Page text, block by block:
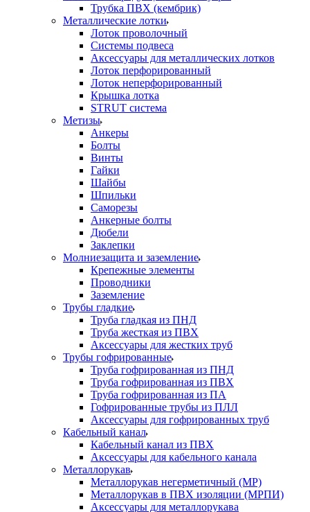
Трубка ПВХ (кембрик)
Металлические лотки
Лоток проволочный
Системы подвеса
Аксессуары для металлических лотков
Лоток перфорированный
Лоток неперфорированный
Крышка лотка
STRUT система
Метизы
Анкеры
Болты
Винты
Гайки
Шайбы
Шпильки
Саморезы
Анкерные болты
Дюбели
Заклепки
Молниезащита и заземление
Крепежные элементы
Проводники
Заземление
Трубы гладкие
Труба гладкая из ПНД
Труба жесткая из ПВХ
Аксессуары для жестких труб
Трубы гофрированные
Труба гофрированная из ПНД
Труба гофрированная из ПВХ
Труба гофрированная из ПА
Гофрированные трубы из ПЛЛ
Аксессуары для гофрированных труб
Кабельный канал
Кабельный канал из ПВХ
Аксессуары для кабельного канала
Металлорукав
Металлорукав негерметичный (МР)
Металлорукав в ПВХ изоляции (МРПИ)
Аксессуары для металлорукава